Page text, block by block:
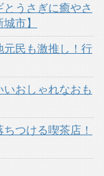
とうさぎに癒やさ
市】
元民も激推し！行
いおしゃれなおも
つける喫茶店！